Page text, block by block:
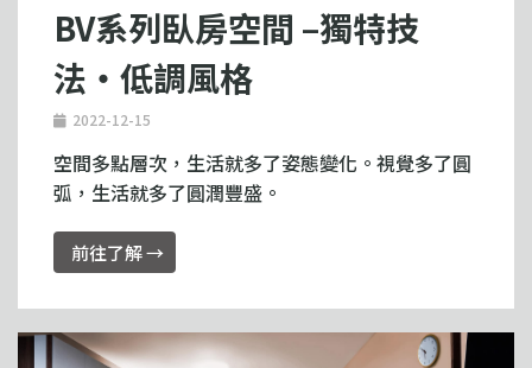
BV系列臥房空間 –獨特技
法・低調風格
2022-12-15
空間多點層次，生活就多了姿態變化。視覺多了圓
弧，生活就多了圓潤豐盛。
前往了解 →